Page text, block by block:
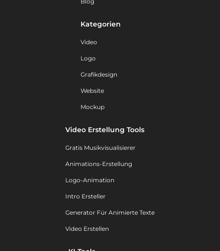
Kategorien
Video
Logo
Grafikdesign
Website
Mockup
Video Erstellung Tools
Gratis Musikvisualisierer
Animations-Erstellung
Logo-Animation
Intro Ersteller
Generator Für Animierte Texte
Video Erstellen